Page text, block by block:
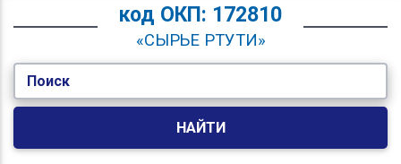
код ОКП: 172810
«СЫРЬЕ РТУТИ»
Поиск
НАЙТИ